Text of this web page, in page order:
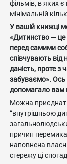
фільмів, в яких є
мінімальній
У вашій книжці
«Дитинство — це
перед самими
співчувають
даність, проте
забуваємо». Ось
допомагало вам
Можна
“внутрішньою
причин
наповнена
стережу ці